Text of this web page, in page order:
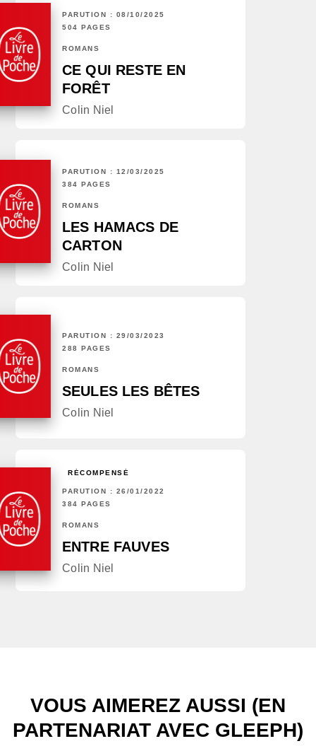
PARUTION : 08/10/2025
504 PAGES
ROMANS
CE QUI RESTE EN
FORÊT
Colin Niel
PARUTION : 12/03/2025
384 PAGES
ROMANS
LES HAMACS DE
CARTON
Colin Niel
PARUTION : 29/03/2023
288 PAGES
ROMANS
SEULES LES BÊTES
Colin Niel
RÉCOMPENSÉ
PARUTION : 26/01/2022
384 PAGES
ROMANS
ENTRE FAUVES
Colin Niel
VOUS AIMEREZ AUSSI (EN
PARTENARIAT AVEC GLEEPH)